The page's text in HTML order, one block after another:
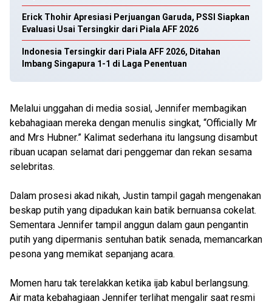
Erick Thohir Apresiasi Perjuangan Garuda, PSSI Siapkan
Evaluasi Usai Tersingkir dari Piala AFF 2026
Indonesia Tersingkir dari Piala AFF 2026, Ditahan
Imbang Singapura 1-1 di Laga Penentuan
Melalui unggahan di media sosial, Jennifer membagikan
kebahagiaan mereka dengan menulis singkat, “Officially Mr
and Mrs Hubner.” Kalimat sederhana itu langsung disambut
ribuan ucapan selamat dari penggemar dan rekan sesama
selebritas.
Dalam prosesi akad nikah, Justin tampil gagah mengenakan
beskap putih yang dipadukan kain batik bernuansa cokelat.
Sementara Jennifer tampil anggun dalam gaun pengantin
putih yang dipermanis sentuhan batik senada, memancarkan
pesona yang memikat sepanjang acara.
Momen haru tak terelakkan ketika ijab kabul berlangsung.
Air mata kebahagiaan Jennifer terlihat mengalir saat resmi